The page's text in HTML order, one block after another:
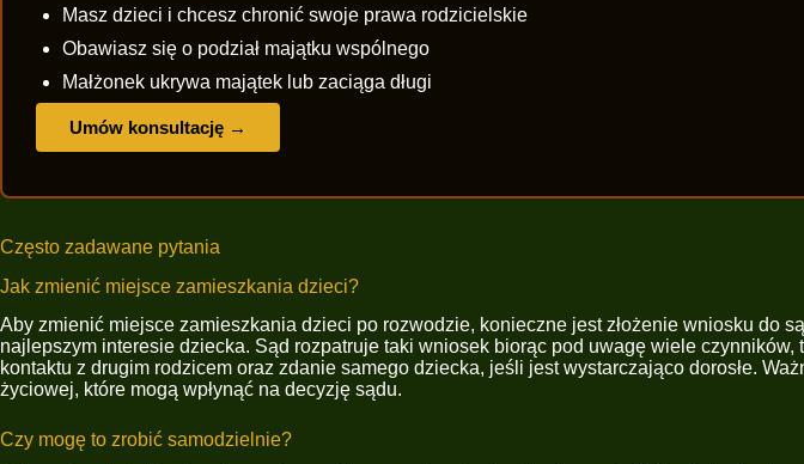
Masz dzieci i chcesz chronić swoje prawa rodzicielskie
Obawiasz się o podział majątku wspólnego
Małżonek ukrywa majątek lub zaciąga długi
Umów konsultację →
Często zadawane pytania
Jak zmienić miejsce zamieszkania dzieci?
Aby zmienić miejsce zamieszkania dzieci po rozwodzie, konieczne jest złożenie wniosku do
najlepszym interesie dziecka. Sąd rozpatruje taki wniosek biorąc pod uwagę wiele
kontaktu z drugim rodzicem oraz zdanie samego dziecka, jeśli jest wystarczająco dorosłe.
życiowej, które mogą wpłynąć na decyzję sądu.
Czy mogę to zrobić samodzielnie?